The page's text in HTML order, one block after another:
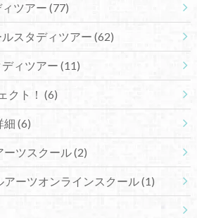
ツアー (77)
スタディツアー (62)
ィツアー (11)
クト！ (6)
細 (6)
ーツスクール(2)
ーツオンラインスクール(1)